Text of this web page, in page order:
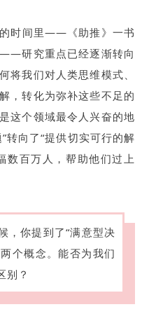
时间里——《助推》一书
研究重点已经逐渐转向
将我们对人类思维模式、
，转化为弥补这些不足的
这个领域最令人兴奋的地
向了“提供切实可行的解
数百万人，帮助他们过上
，你提到了“满意型决
个概念。能否为我们
别？